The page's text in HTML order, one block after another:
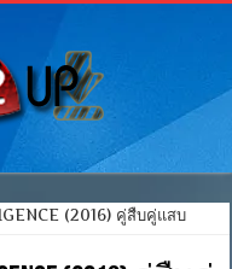
(2016) คู่สืบคู่แสบ